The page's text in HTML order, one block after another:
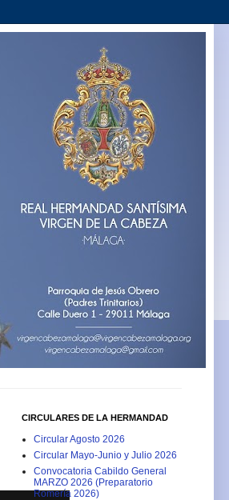
CIRCULARES DE LA HERMANDAD
Circular Agosto 2026
Circular Mayo-Junio y Julio 2026
Convocatoria Cabildo General
MARZO 2026 (Preparatorio
Romería 2026)